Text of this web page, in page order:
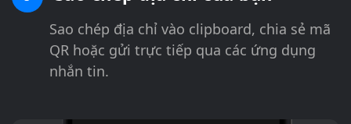
Sao chép địa chỉ vào clipboard, chia sẻ mã
QR hoặc gửi trực tiếp qua các ứng dụng
nhắn tin.